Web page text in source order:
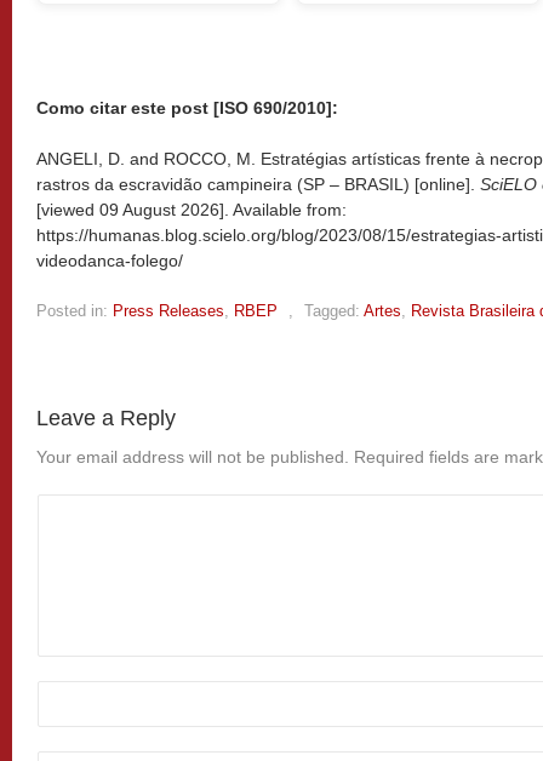
Como citar este post [ISO 690/2010]:
ANGELI, D. and ROCCO, M. Estratégias artísticas frente à
rastros da escravidão campineira (SP – BRASIL) [online]. SciELO
[viewed 09 August 2026]. Available from:
https://humanas.blog.scielo.org/blog/2023/08/15/estrategias-
videodanca-folego/
Posted in: Press Releases RBEP Tagged: Artes Revista Brasileira
Leave a Reply
Your email address will not be published. Required fields are